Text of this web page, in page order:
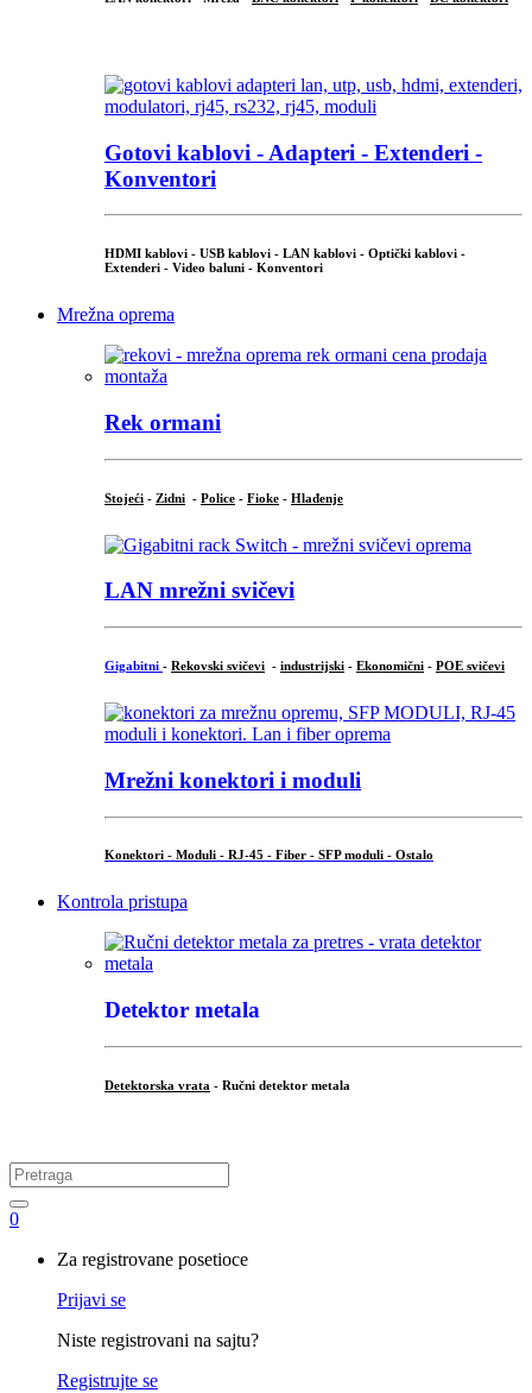
Gotovi kablovi - Adapteri - Extenderi -
Konventori
HDMI kablovi - USB kablovi - LAN kablovi - Optički kablovi -
Extenderi - Video baluni - Konventori
Mrežna oprema
Rek ormani
Stojeći - Zidni - Police - Fioke - Hlađenje
LAN mrežni svičevi
Gigabitni - Rekovski svičevi - industrijski - Ekonomični - POE svičevi
Mrežni konektori i moduli
Konektori - Moduli - RJ-45 - Fiber - SFP moduli - Ostalo
Kontrola pristupa
Detektor metala
Detektorska vrata - Ručni detektor metala
Search
for:
0
Za registrovane posetioce
Prijavi se
Niste registrovani na sajtu?
Registrujte se